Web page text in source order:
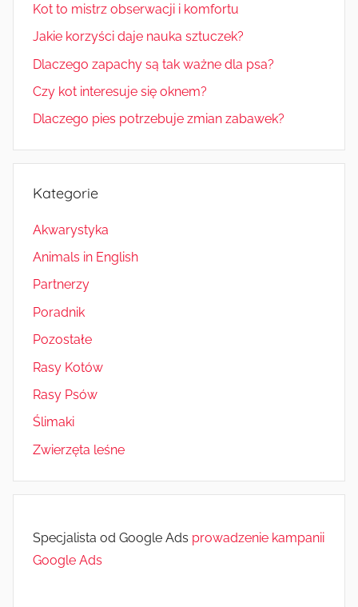
Kot to mistrz obserwacji i komfortu
Jakie korzyści daje nauka sztuczek?
Dlaczego zapachy są tak ważne dla psa?
Czy kot interesuje się oknem?
Dlaczego pies potrzebuje zmian zabawek?
Kategorie
Akwarystyka
Animals in English
Partnerzy
Poradnik
Pozostałe
Rasy Kotów
Rasy Psów
Ślimaki
Zwierzęta leśne
Specjalista od Google Ads prowadzenie kampanii
Google Ads